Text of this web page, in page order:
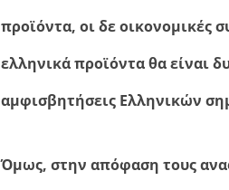
προϊόντα, οι δε οικονομικές
ελληνικά προϊόντα θα είναι
αμφισβητήσεις Ελληνικών
Όμως, στην απόφαση τους